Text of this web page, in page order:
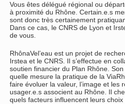
Vous êtes délégué régional ou
à proximité du Rhône. Certain.e.s
sont donc très certainement
Dans ce cas, le CNRS de Lyon et
de vous.
RhônaVel’eau est un projet de
Irstea et le CNRS. Il s’effectue en
soutien financier du Plan Rhône.
quelle mesure la pratique de la
faire évoluer la valeur, l’image et les
usager.e.s associent au Rhône. Il
quels facteurs influencent leurs choix